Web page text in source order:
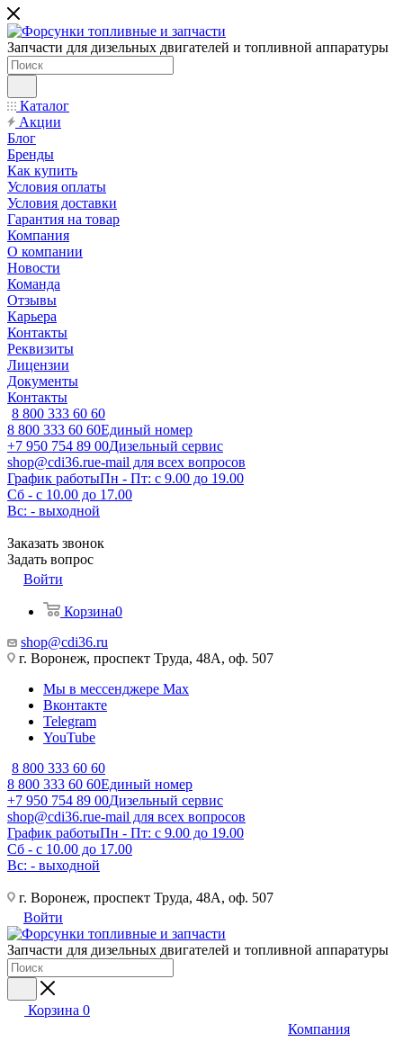
Запчасти для дизельных двигателей и топливной аппаратуры
Каталог
Акции
Блог
Бренды
Как купить
Условия оплаты
Условия доставки
Гарантия на товар
Компания
О компании
Новости
Команда
Отзывы
Карьера
Контакты
Реквизиты
Лицензии
Документы
Контакты
8 800 333 60 60
8 800 333 60 60Единый номер
+7 950 754 89 00Дизельный сервис
shop@cdi36.rue-mail для всех вопросов
График работыПн - Пт: с 9.00 до 19.00
Сб - с 10.00 до 17.00
Вс: - выходной
Заказать звонок
Задать вопрос
Войти
Корзина0
shop@cdi36.ru
г. Воронеж, проспект Труда, 48А, оф. 507
Мы в мессенджере Max
Вконтакте
Telegram
YouTube
8 800 333 60 60
8 800 333 60 60Единый номер
+7 950 754 89 00Дизельный сервис
shop@cdi36.rue-mail для всех вопросов
График работыПн - Пт: с 9.00 до 19.00
Сб - с 10.00 до 17.00
Вс: - выходной
г. Воронеж, проспект Труда, 48А, оф. 507
Войти
Запчасти для дизельных двигателей и топливной аппаратуры
Корзина 0
Компания